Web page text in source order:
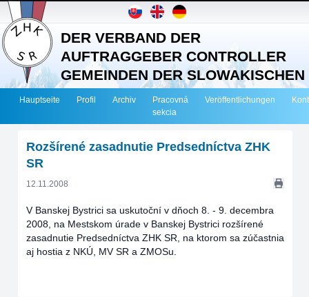
DER VERBAND DER
AUFTRAGGEBER CONTROLLER
GEMEINDEN DER SLOWAKISCHEN
REPUBLIK
Hauptseite Profil Archiv
Pracovná
sekcia
Veröffentlichungen
Rozšírené zasadnutie Predsedníctva ZHK
SR
12.11.2008
V Banskej Bystrici sa uskutoční v dňoch 8. - 9. decembra
2008, na Mestskom úrade v Banskej Bystrici rozšírené
zasadnutie Predsedníctva ZHK SR, na ktorom sa zúčastnia
aj hostia z NKÚ, MV SR a ZMOSu.